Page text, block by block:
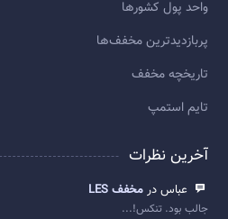
واحد پول کشورها
پربازديدترين مخفف‌ها
تاريخچه مخفف
تایم استمپ
آخرین نظرات
عباس در مخفف LES
جالب بود. تنکس!...